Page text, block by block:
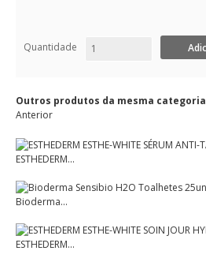
Quantidade
Outros produtos da mesma categoria
Anterior
ESTHEDERM...
Bioderma...
ESTHEDERM...